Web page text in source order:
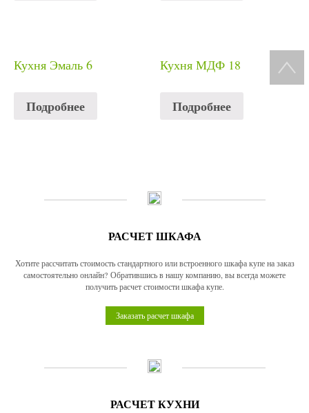
Кухня Эмаль 6
Подробнее
Кухня МДФ 18
Подробнее
РАСЧЕТ ШКАФА
Хотите рассчитать стоимость стандартного или встроенного шкафа купе на заказ
самостоятельно онлайн? Обратившись в нашу компанию, вы всегда можете
получить расчет стоимости шкафа купе.
Заказать расчет шкафа
РАСЧЕТ КУХНИ